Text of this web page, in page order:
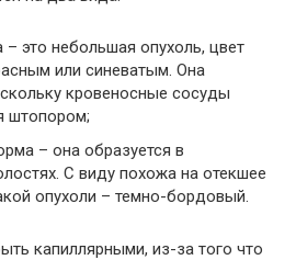
это небольшая опухоль, цвет
или синеватым. Она
кровеносные сосуды
штопором;
– она образуется в
С виду похожа на отекшее
опухоли – темно-бордовый.
капиллярными, из-за того что